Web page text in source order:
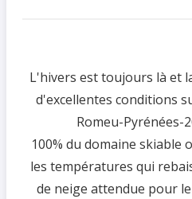
L'hivers est toujours là et
d'excellentes conditions
Romeu-Pyrénées-
100% du domaine skiable
les températures qui
de neige attendue pour